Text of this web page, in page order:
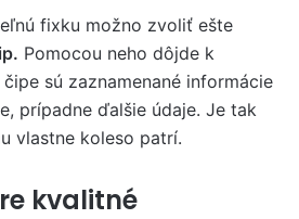
fixku možno zvoliť ešte
Pomocou neho dôjde k
sú zaznamenané informácie
prípadne ďalšie údaje. Je tak
vlastne koleso patrí.
kvalitné